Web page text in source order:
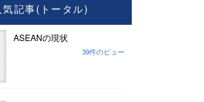
気記事(トータル)
ASEANの現状
39件のビュー